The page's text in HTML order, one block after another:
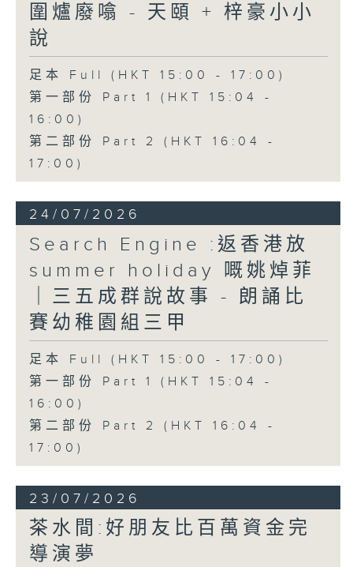
圍爐廢噏 - 天頤 + 梓豪小小
說
足本 Full (HKT 15:00 - 17:00)
第一部份 Part 1 (HKT 15:04 -
16:00)
第二部份 Part 2 (HKT 16:04 -
17:00)
24/07/2026
Search Engine :返香港放
summer holiday 嘅姚焯菲
｜三五成群說故事 - 朗誦比
賽幼稚園組三甲
足本 Full (HKT 15:00 - 17:00)
第一部份 Part 1 (HKT 15:04 -
16:00)
第二部份 Part 2 (HKT 16:04 -
17:00)
23/07/2026
茶水間:好朋友比百萬資金完
導演夢